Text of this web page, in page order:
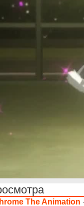
The Animation